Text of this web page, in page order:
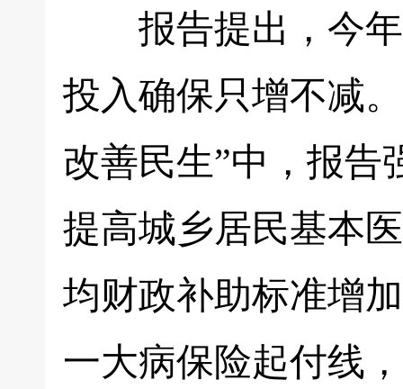
报告提出，今年
投入确保只增不减
改善民生”中，报告
提高城乡居民基本
均财政补助标准增
一大病保险起付线